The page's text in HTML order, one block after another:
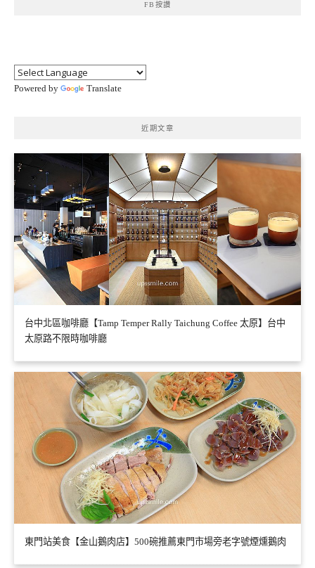
FB按讚
Powered by Translate
近期文章
台中北區咖啡廳【Tamp Temper Rally Taichung Coffee 太原】台中
太原路不限時咖啡廳
東門站美食【金山鵝肉店】500碗推薦東門市場旁老字號煙燻鵝肉